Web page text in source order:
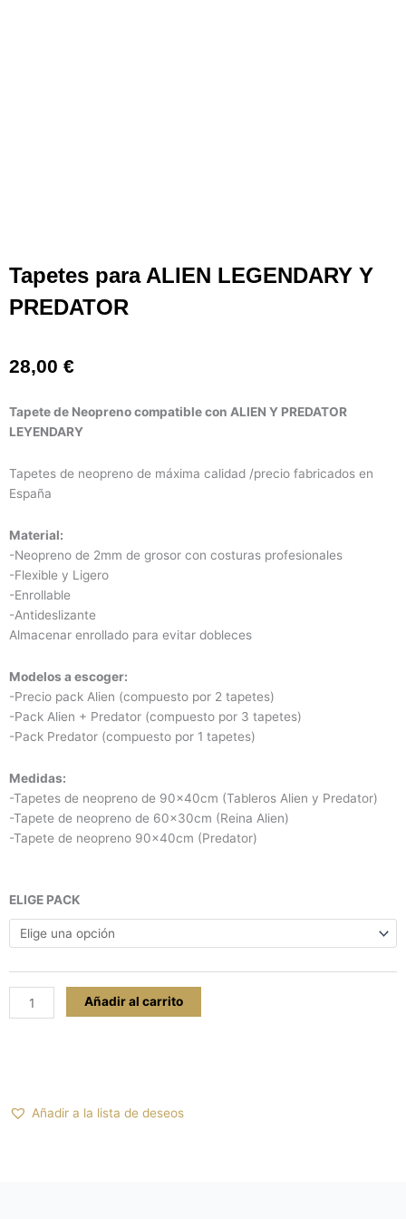
Tapetes para ALIEN LEGENDARY Y
PREDATOR
28,00 €
Tapete de Neopreno compatible con ALIEN Y PREDATOR
LEYENDARY
Tapetes de neopreno de máxima calidad /precio fabricados en
España
Material:
-Neopreno de 2mm de grosor con costuras profesionales
-Flexible y Ligero
-Enrollable
-Antideslizante
Almacenar enrollado para evitar dobleces
Modelos a escoger:
-Precio pack Alien (compuesto por 2 tapetes)
-Pack Alien + Predator (compuesto por 3 tapetes)
-Pack Predator (compuesto por 1 tapetes)
Medidas:
-Tapetes de neopreno de 90x40cm (Tableros Alien y Predator)
-Tapete de neopreno de 60x30cm (Reina Alien)
-Tapete de neopreno 90x40cm (Predator)
ELIGE PACK
Tapetes
para
ALIEN
Y
PREDATOR
cantidad
Añadir al carrito
Añadir a la lista de deseos